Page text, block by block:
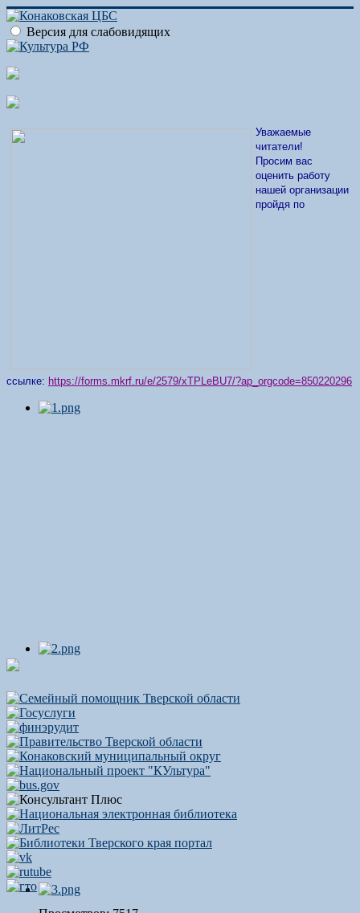
Версия для слабовидящих
Уважаемые
читатели!
Просим вас
оценить работу
нашей организации
пройдя по
ссылке: https://forms.mkrf.ru/e/2579/xTPLeBU7/?ap_orgcode=850220296